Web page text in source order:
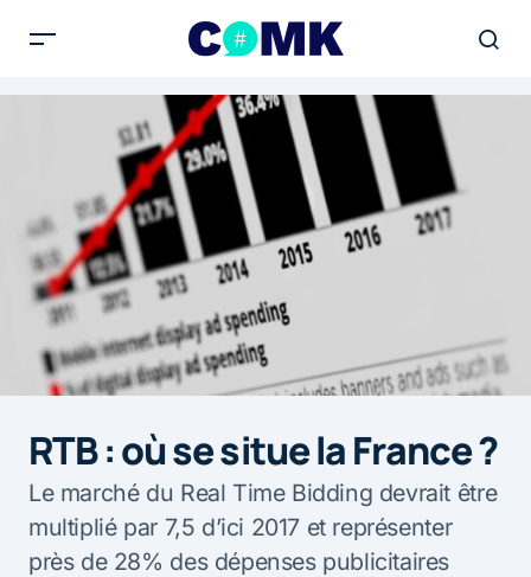
RTB : où se situe la France ?
Le marché du Real Time Bidding devrait être
multiplié par 7,5 d’ici 2017 et représenter
près de 28% des dépenses publicitaires